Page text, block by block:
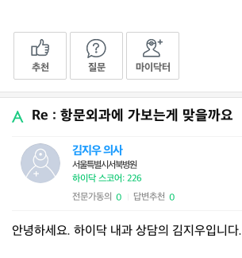
추천 질문 마이닥터
Re : 항문외과에 가보는게 맞을까요
김지우 의사
서울특별시서북병원
하이닥 스코어: 226
전문가동의 0 답변추천 0
안녕하세요. 하이닥 내과 상담의 김지우입니다.